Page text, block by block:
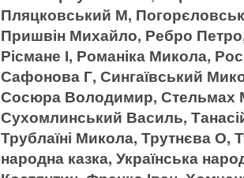
Пляцковський М,
Пришвін Михайло, Ребро
Рісмане І, Романіка Микола,
Сафонова Г, Сингаївський
Сосюра Володимир, Стельмах
Сухомлинський Василь,
Трублаїні Микола, Трутнєва О,
народна казка, Українська